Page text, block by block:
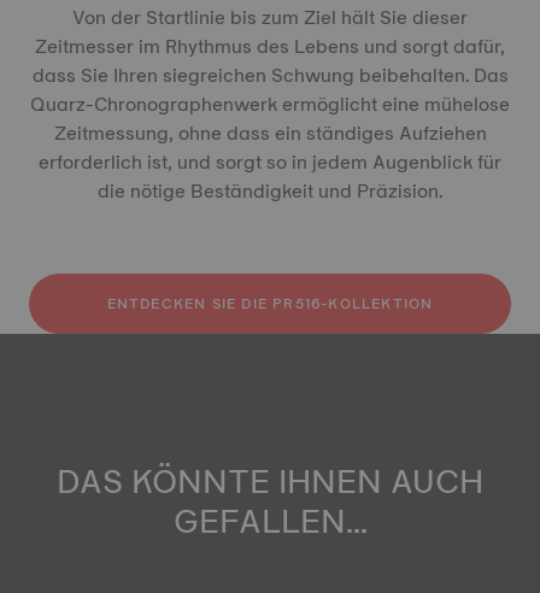
Von der Startlinie bis zum Ziel hält Sie dieser
Zeitmesser im Rhythmus des Lebens und sorgt dafür,
dass Sie Ihren siegreichen Schwung beibehalten. Das
Quarz-Chronographenwerk ermöglicht eine mühelose
Zeitmessung, ohne dass ein ständiges Aufziehen
erforderlich ist, und sorgt so in jedem Augenblick für
die nötige Beständigkeit und Präzision.
ENTDECKEN SIE DIE PR516-KOLLEKTION
DAS KÖNNTE IHNEN AUCH
GEFALLEN...